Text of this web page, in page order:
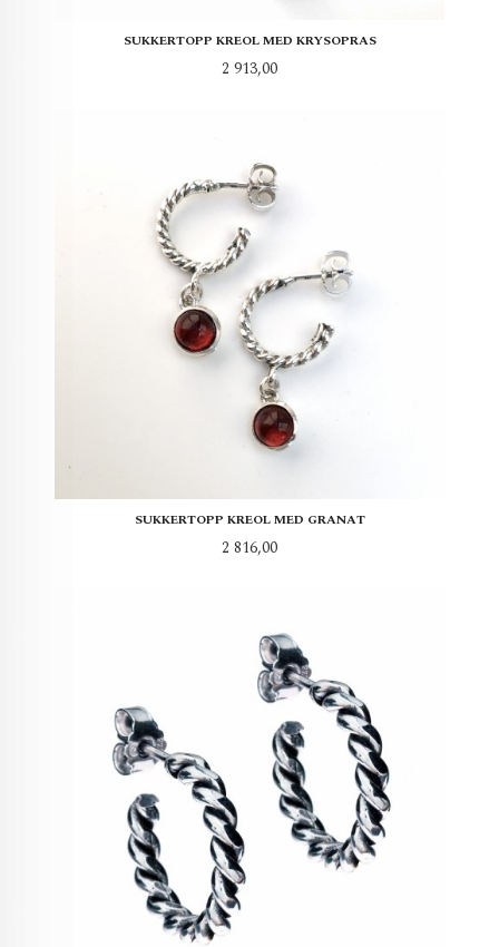
SUKKERTOPP KREOL MED KRYSOPRAS
Pris
2 913,00
SUKKERTOPP KREOL MED GRANAT
Pris
2 816,00